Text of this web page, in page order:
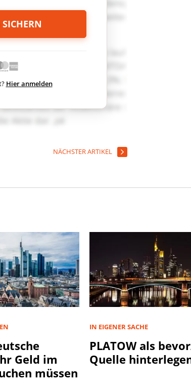
Hier anmelden
NÄCHSTER ARTIKEL
Geld im
müssen
IN EIGENER SACHE
PLATOW als
Quelle